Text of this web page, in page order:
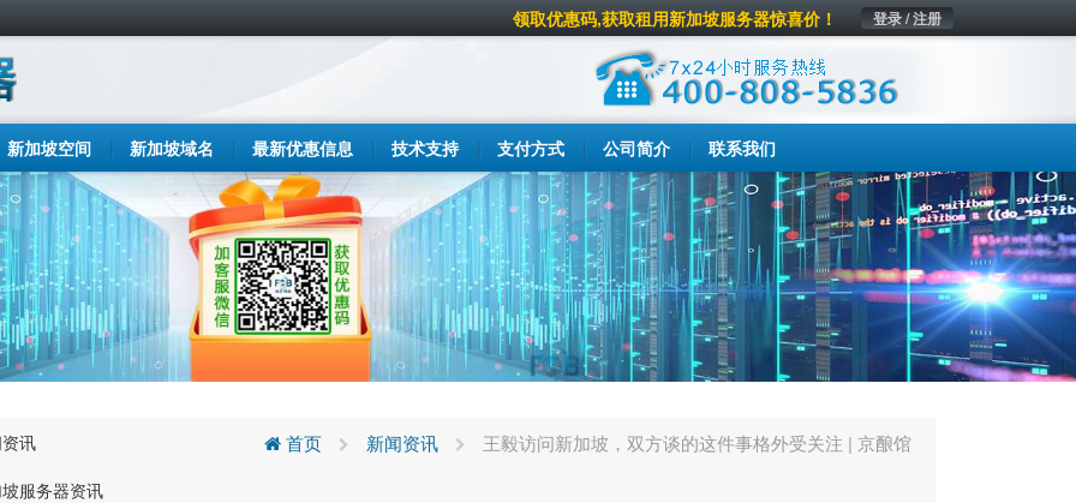
登录 / 注册
领取优惠码,获取租用新加坡服务器惊喜价！
新加坡空间 新加坡域名 最新优惠信息 技术支持 支付方式 公司简介 联系我们
讯
服务器资讯
首页 新闻资讯 王毅访问新加坡，双方谈的这件事格外受关注 | 京酿馆